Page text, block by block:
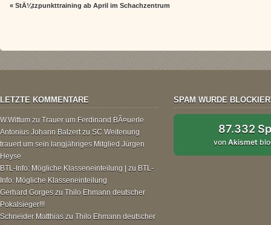
«StÃ¼tzpunkttraining ab April im Schachzentrum
LETZTE KOMMENTARE
W.Wittum zu Trauer um Ferdinand BÃ¤uerle
Antonius Johann Balzertzu SC Weitenung
trauert um sein langjähriges Mitglied Jürgen
Heyse
BTL-Info: Mögliche Klasseneinteilung | zu BTL-
Info: Mögliche Klasseneinteilung
Gerhard Gorges zu Thilo Ehmann deutscher
Pokalsieger!!!
Schneider Matthias zu Thilo Ehmann deutscher
SPAM WURDE
87.332
vonAkismet